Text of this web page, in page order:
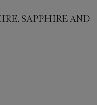
SAPPHIRE AND